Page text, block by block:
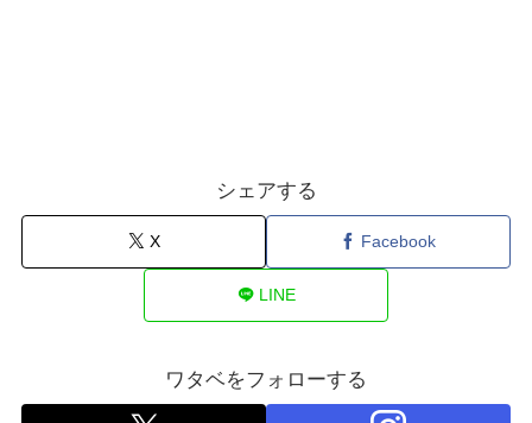
シェアする
X Facebook
LINE
ワタベをフォローする